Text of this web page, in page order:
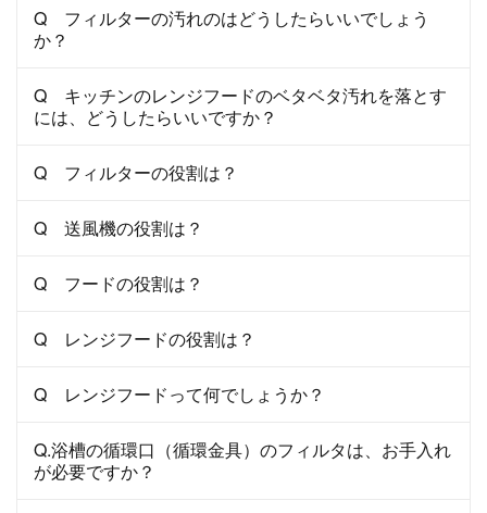
Q フィルターの汚れのはどうしたらいいでしょう
か？
Q キッチンのレンジフードのベタベタ汚れを落とす
には、どうしたらいいですか？
Q フィルターの役割は？
Q 送風機の役割は？
Q フードの役割は？
Q レンジフードの役割は？
Q レンジフードって何でしょうか？
Q.浴槽の循環口（循環金具）のフィルタは、お手入れ
が必要ですか？